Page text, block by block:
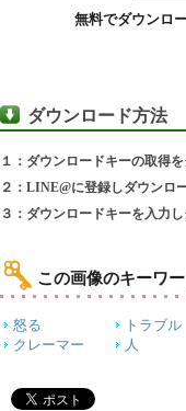
無料でダウンロ
ダウンロード方法
１：ダウンロードキーの取得
２：LINE@に登録しダウンロ
３：ダウンロードキーを入力
この画像のキーワ
怒る トラブル
クレーマー
人